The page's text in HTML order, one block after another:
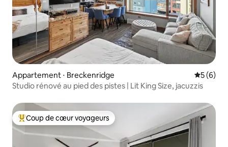
Appartement ⋅ Breckenridge
5 (6)
Studio rénové au pied des pistes | Lit King Size, jacuzzis
Coups de cœur voyageurs les plus appréciés
Coup de cœur voyageurs